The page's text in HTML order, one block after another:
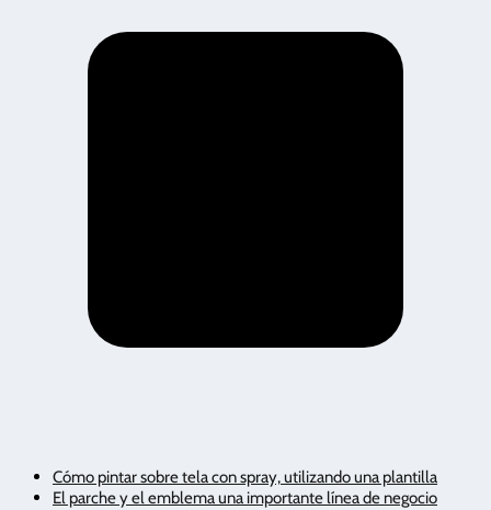
Cómo pintar sobre tela con spray, utilizando una plantilla
El parche y el emblema una importante línea de negocio